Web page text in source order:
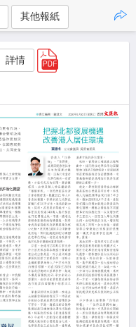
其他報紙
詳情